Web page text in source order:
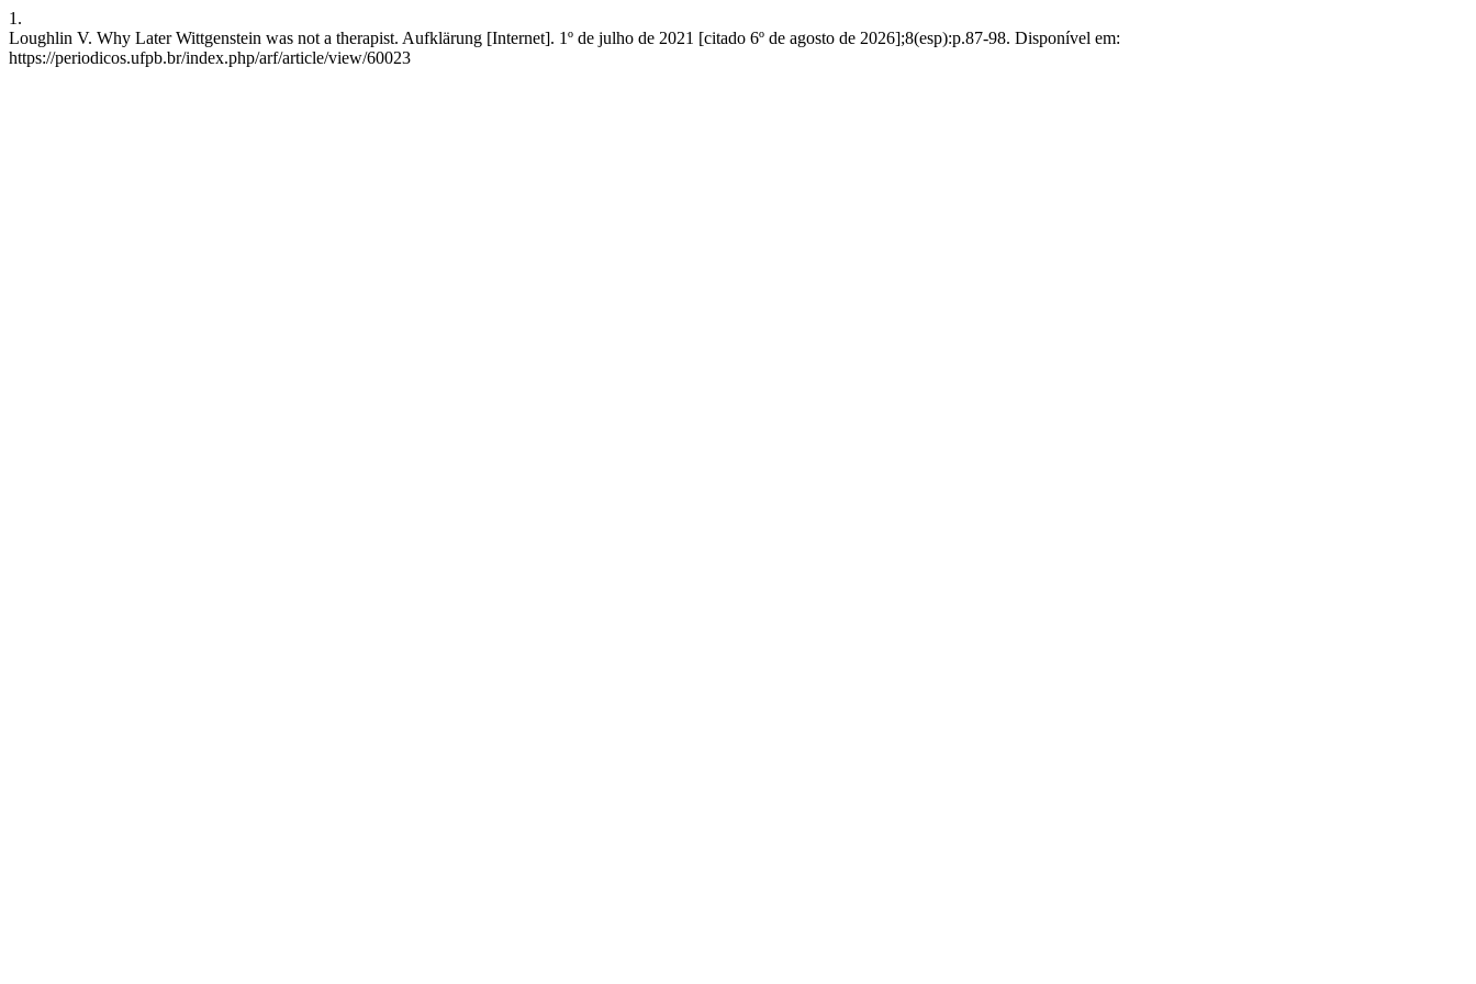
1.
Loughlin V. Why Later Wittgenstein was not a therapist. Aufklärung [Internet]. 1º de julho de 2021 [citado 6º de agosto de 2026];8(esp):p.87-98. Disponível em:
https://periodicos.ufpb.br/index.php/arf/article/view/60023